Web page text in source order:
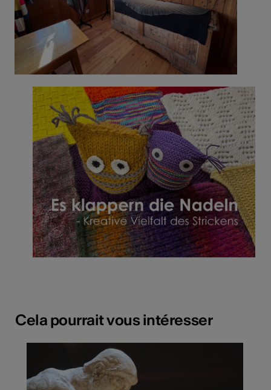
Cela pourrait vous intéresser